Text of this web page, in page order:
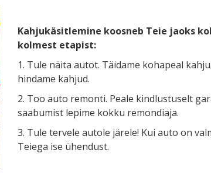
Kahjukäsitlemine koosneb Teie jaoks
kolmest etapist:
1. Tule näita autot. Täidame kohapeal
hindame kahjud.
2. Too auto remonti. Peale kindlustuselt
saabumist lepime kokku remondiaja.
3. Tule tervele autole järele! Kui auto on
Teiega ise ühendust.